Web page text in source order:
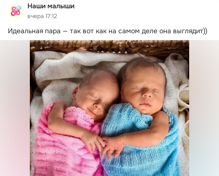
Наши малыши
вчера 17:12
Идеальная пара — так вот как на самом деле она выглядит))